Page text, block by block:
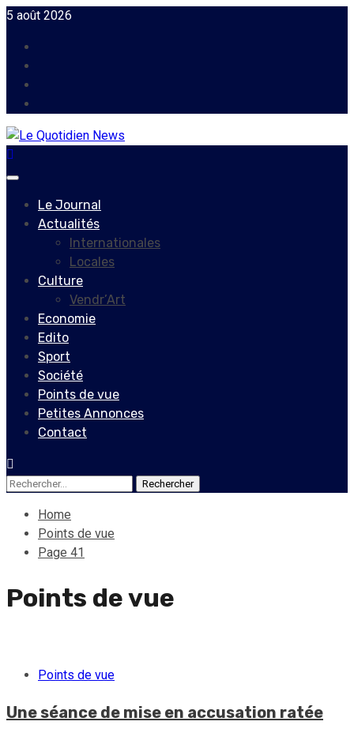
Skip
content
5 août 2026
Primary
Le Journal
Actualités
Internationales
Locales
Culture
Vendr’Art
Economie
Edito
Sport
Société
Points de vue
Petites Annonces
Contact
Rechercher :
Home
Points de vue
Page 41
Points de vue
Points de vue
Une séance de mise en accusation ratée